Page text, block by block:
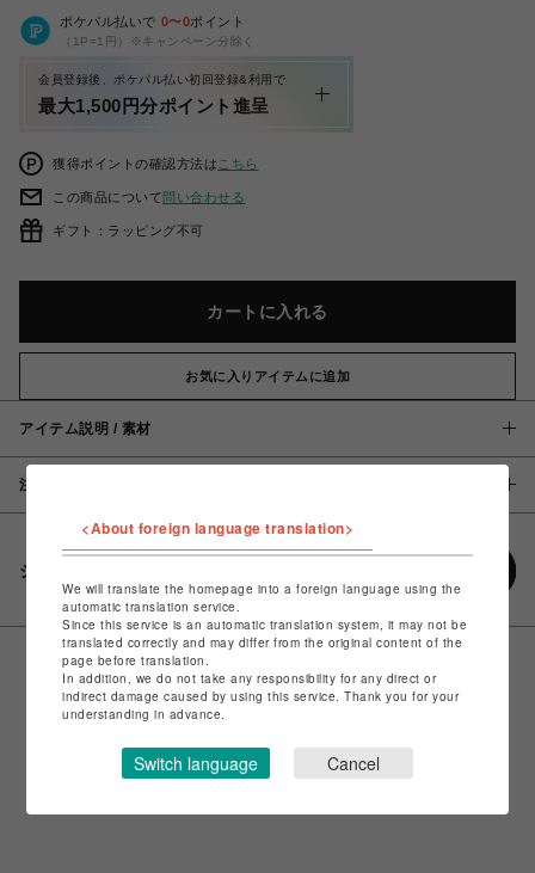
ポケパル払いで 0〜0ポイント
（1P=1円）※キャンペーン分除く
会員登録後、ポケパル払い初回登録&利用で
最大1,500円分ポイント進呈
獲得ポイントの確認方法は こちら
この商品について問い合わせる
ギフト：ラッピング不可
カートに入れる
お気に入りアイテムに追加
アイテム説明 / 素材
注意事項
シェアする
<About foreign language translation>
We will translate the homepage into a foreign language using the
automatic translation service.
Since this service is an automatic translation system, it may not be
translated correctly and may differ from the original content of the
page before translation.
In addition, we do not take any responsibility for any direct or
indirect damage caused by using this service. Thank you for your
understanding in advance.
Switch language Cancel